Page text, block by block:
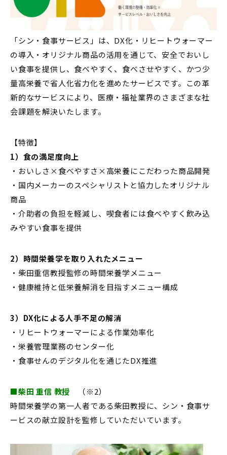
「シン・食事サービス」は、DX化・リヒートウォーマー
の導入・オリジナル商品の活用を通じて、安全でおいし
い食事を提供し、食べやすく、食べさせやすく、かつ少
量高栄養で省人化省力化を進めたサービスです。この革
新的なサービスにより、医療・福祉業界のさまざまな社
会課題を解決いたします。
【特徴】
1）食の満足度向上
・おいしさ×食べやすさ×高栄養にこだわった商品開発
・国内メーカーのスペシャリストと協力したオリジナル
商品
・介助者の負担を軽減し、喫食者には食べやすく飲み込
みやすい食事を提供
2）時間栄養学を取り入れたメニュー
・柴田重信教授監修の時間栄養学メニュー
・健康維持と低栄養解消を目指すメニュー構成
3）DX化による人手不足の解消
・リヒートウォーマーによる作業効率化
・栄養管理業務のセンター化
・食事せんのデジタル化を通じたDX推進
■柴田 重信 教授
（※2）
時間栄養学の第一人者である柴田教授に、シン・食事サ
ービスの献立設計を監修していただいています。